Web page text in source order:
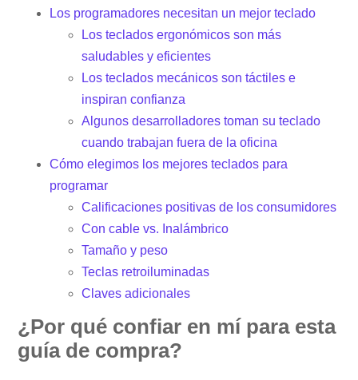
Los programadores necesitan un mejor teclado
Los teclados ergonómicos son más
saludables y eficientes
Los teclados mecánicos son táctiles e
inspiran confianza
Algunos desarrolladores toman su teclado
cuando trabajan fuera de la oficina
Cómo elegimos los mejores teclados para
programar
Calificaciones positivas de los consumidores
Con cable vs. Inalámbrico
Tamaño y peso
Teclas retroiluminadas
Claves adicionales
¿Por qué confiar en mí para esta
guía de compra?